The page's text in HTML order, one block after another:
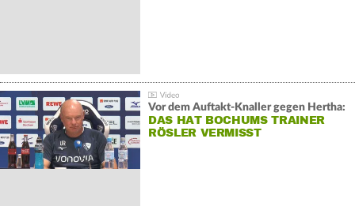
Vor dem Auftakt-Knaller gegen Hertha:
DAS HAT BOCHUMS TRAINER
RÖSLER VERMISST